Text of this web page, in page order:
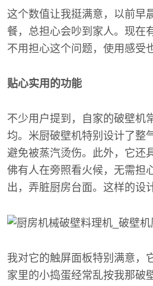
这个数值让我挺满意，以前早
餐，总担心会吵到家人。现在
不用担心这个问题，使用感受
贴心实用的功能
不少用户提到，自家的破壁机
均。米厨破壁机特别设计了整
避免被蒸汽烫伤。此外，它还
佛有人在旁照看火候，无需担
出，弄脏厨房台面。这样的设
我对它的触屏面板特别满意，
家里的小捣蛋经常乱按我那破